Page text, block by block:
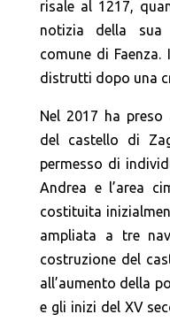
risale al 1217,
notizia della
comune di
distrutti dopo una
Nel 2017 ha
del castello di
permesso di
Andrea e l’area
costituita
ampliata a tre
costruzione del
all’aumento della
e gli inizi del XV